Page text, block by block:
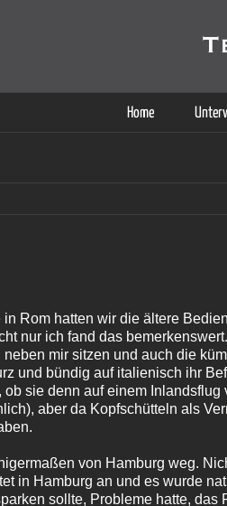
Home
in Rom hatten wir die ältere
nur ich fand das
neben mir sitzen und auch die
und bündig auf italienisch ihr
ob sie denn auf einem
aber da Kopfschütteln als
von Hamburg weg.
in Hamburg an und es wurde
sollte, Probleme hatte,
der Bereitstellung der Dienste.